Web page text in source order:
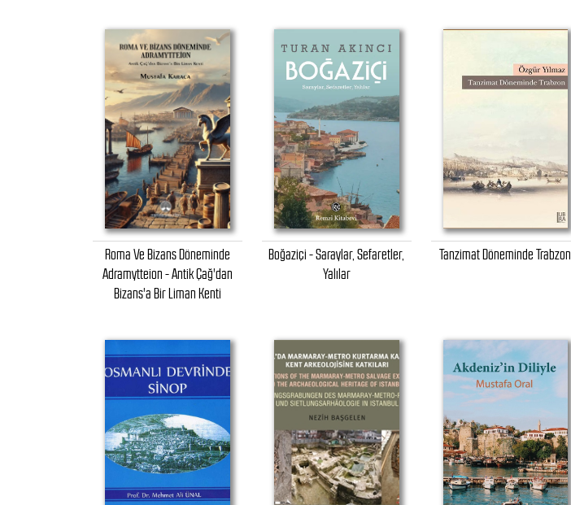
Roma Ve Bizans Döneminde
Adramytteion - Antik Çağ'dan
Bizans'a Bir Liman Kenti
Boğaziçi - Saraylar, Sefaretler,
Yalılar
Tanzimat Döneminde Trabzon